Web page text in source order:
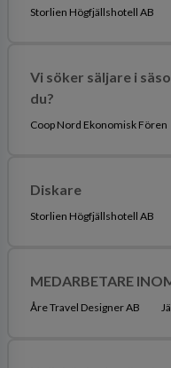
Storlien Högfjällshotell AB
Vi söker säljare i
du?
Coop Nord Ekonomisk Fören
Diskare
Storlien Högfjällshotell AB
MEDARBETARE
Åre Travel Designer AB